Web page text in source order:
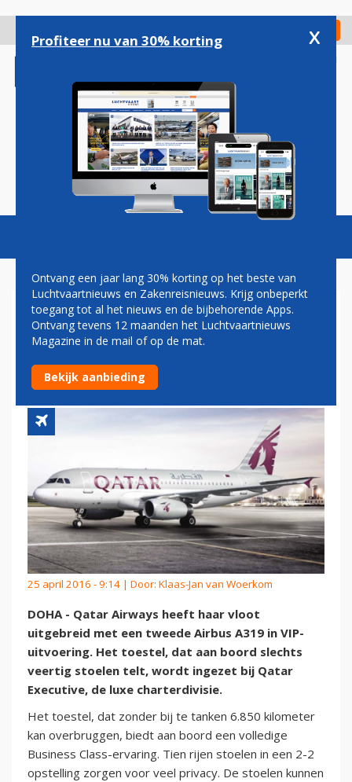
gaan
Check in
Magazine Podcasts Vacatures
QATAR AIRWAYS BREIDT UIT
MET A319 IN VIP-
UITVOERING
25 april 2016 - 9:14 | Door: Klaas-Jan van Woerkom
DOHA - Qatar Airways heeft haar vloot
uitgebreid met een tweede Airbus A319 in VIP-
uitvoering. Het toestel, dat aan boord slechts
veertig stoelen telt, wordt ingezet bij Qatar
Executive, de luxe charterdivisie.
Het toestel, dat zonder bij te tanken 6.850 kilometer
kan overbruggen, biedt aan boord een volledige
Business Class-ervaring. Tien rijen stoelen in een 2-2
opstelling zorgen voor veel privacy. De stoelen kunnen
Profiteer nu van 30% korting x
Ontvang een jaar lang 30% korting op het beste van
Luchtvaartnieuws en Zakenreisnieuws. Krijg onbeperkt
toegang tot al het nieuws en de bijbehorende Apps.
Ontvang tevens 12 maanden het Luchtvaartnieuws
Magazine in de mail of op de mat.
Bekijk aanbieding